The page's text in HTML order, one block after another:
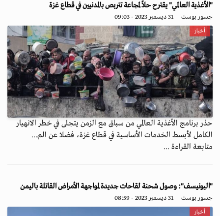
"الأغذية العالمي" يقترح حلاً لمجاعة تتربص بالمدنيين في قطاع غزة
جسور بوست 31 ديسمبر 2023 - 09:03
أخبار
حذر برنامج الأغذية العالمي من سباق مع الزمن يتجلى في خطر الانهيار
الكامل لأبسط الخدمات الأساسية في قطاع غزة، فضلا عن الم...
متابعة القراءة ...
"اليونيسف": وصول شحنة لقاحات جديدة لمواجهة الأمراض القاتلة باليمن
جسور بوست 31 ديسمبر 2023 - 08:59
أخبار